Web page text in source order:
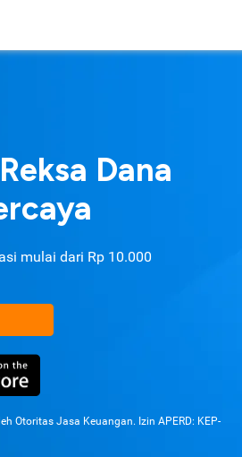
Dana
mulai dari Rp 10.000
Otoritas Jasa Keuangan. Izin APERD: KEP-